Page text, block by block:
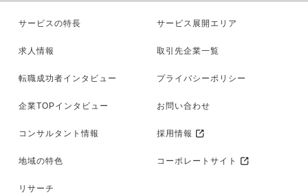
サービスの特長
求人情報
転職成功者インタビュー
企業TOPインタビュー
コンサルタント情報
地域の特色
リサーチ
サービス展開エリア
取引先企業一覧
プライバシーポリシー
お問い合わせ
採用情報
コーポレートサイト